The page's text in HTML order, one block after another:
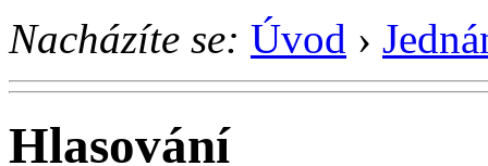
Nacházíte se: Úvod ›
Hlasování